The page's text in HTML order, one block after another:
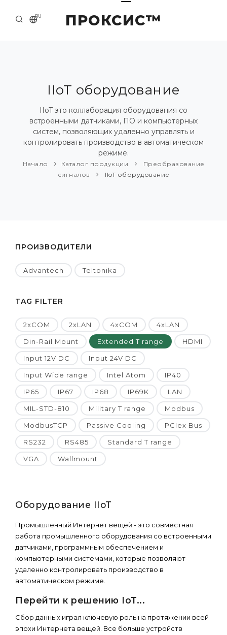
ПРОКСИС™
RU
О КОМПАНИИ
ПРИМЕРЫ И РЕШЕНИЯ
КАТАЛОГ ПРОДУКЦИИ
ПРЕСС-ЦЕНТР
IIoT оборудование
IIoT это коллаборация оборудования со
встроенными датчиками, ПО и компьютерных
систем, позволяющих удаленно управлять и
контролировать производство в автоматическом
режиме.
Начало Каталог продукции
Преобразование
сигналов
IIoT оборудование
ПРОИЗВОДИТЕЛИ
Advantech Teltonika
TAG FILTER
2xCOM 2xLAN 4xCOM 4xLAN
Din-Rail Mount Extended T range HDMI
Input 12V DC Input 24V DC
Input Wide range Intel Atom IP40
IP65 IP67 IP68 IP69K LAN
MIL-STD-810 Military T range Modbus
ModbusTCP Passive Cooling PCIex Bus
RS232 RS485 Standard T range
VGA Wallmount
Оборудование IIoT
Промышленный Интернет вещей - это совместная
работа промышленного оборудования со встроенными
датчиками, программным обеспечением и
компьютерными системами, которые позволяют
удаленно контролировать производство в
автоматическом режиме.
Перейти к решению IoT...
Сбор данных играл ключевую роль на протяжении всей
эпохи Интернета вещей. Все больше устройств